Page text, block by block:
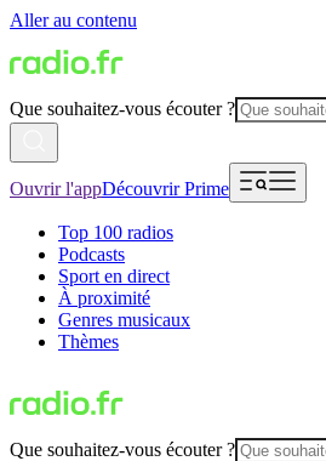
Aller au contenu
Que souhaitez-vous écouter ?
Ouvrir l'appDécouvrir Prime
Top 100 radios
Podcasts
Sport en direct
À proximité
Genres musicaux
Thèmes
Que souhaitez-vous écouter ?